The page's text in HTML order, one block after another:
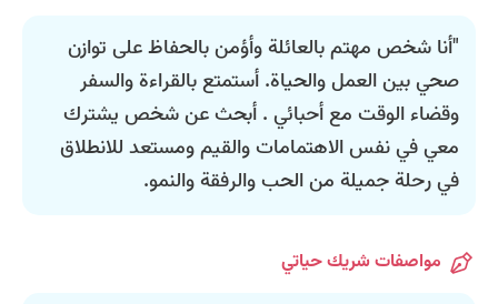
"أنا شخص مهتم بالعائلة وأؤمن بالحفاظ على توازن
صحي بين العمل والحياة. أستمتع بالقراءة والسفر
وقضاء الوقت مع أحبائي . أبحث عن شخص يشترك
معي في نفس الاهتمامات والقيم ومستعد للانطلاق
في رحلة جميلة من الحب والرفقة والنمو.
مواصفات شريك حياتي